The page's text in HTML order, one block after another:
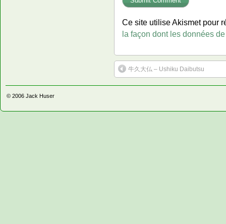
Ce site utilise Akismet pour
la façon dont les données
牛久大仏 – Ushiku Daibutsu
© 2006 Jack Huser